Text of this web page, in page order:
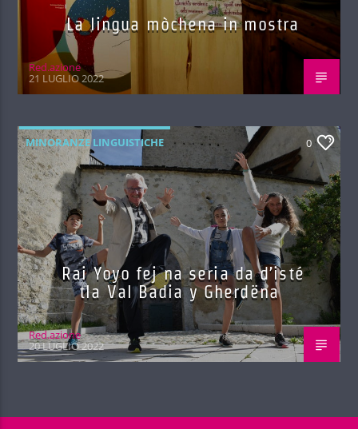
La lingua mòchena in mostra
Red.azione
21 LUGLIO 2022
MINORANZE LINGUISTICHE 0
Rai Yoyo fej na seria da d’isté
tla Val Badia y Gherdëna
Red.azione
20 LUGLIO 2022